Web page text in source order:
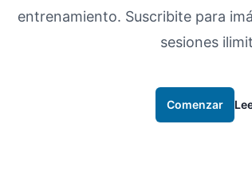
entrenamiento. Suscribite para
sesiones
Comenzar